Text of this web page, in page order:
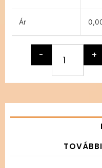
Ár
- +